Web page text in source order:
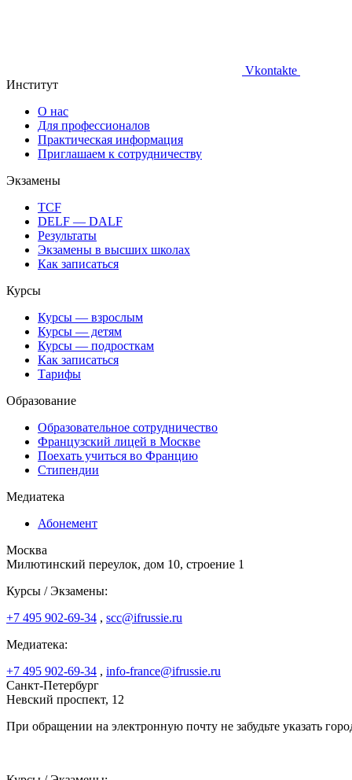
Vkontakte
Институт
О нас
Для профессионалов
Практическая информация
Приглашаем к сотрудничеству
Экзамены
TCF
DELF — DALF
Результаты
Экзамены в высших школах
Как записаться
Курсы
Курсы — взрослым
Курсы — детям
Курсы — подросткам
Как записаться
Тарифы
Образование
Образовательное сотрудничество
Французский лицей в Москве
Поехать учиться во Францию
Стипендии
Медиатека
Абонемент
Москва
Милютинский переулок, дом 10, строение 1
Курсы / Экзамены:
+7 495 902-69-34 , scc@ifrussie.ru
Медиатека:
+7 495 902-69-34 , info-france@ifrussie.ru
Санкт-Петербург
Невский проспект, 12
При обращении на электронную почту не забудьте указать